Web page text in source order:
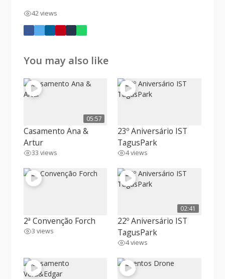
42 views
You may also like
05:57
Casamento Ana &
Artur
33 views
23º Aniversário IST
TagusPark
4 views
2ª Convenção Forch
3 views
02:41
22º Aniversário IST
TagusPark
4 views